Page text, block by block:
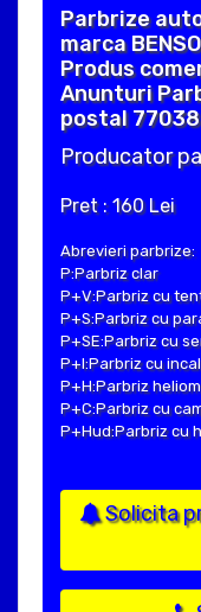
Parbrize auto
marca
Produs
Anunturi
postal
Producator
Pret : 160 Lei
Abrevieri parbrize:
P:Parbriz clar
P+V:Parbriz cu
P+S:Parbriz cu
P+SE:Parbriz cu
P+I:Parbriz cu
P+H:Parbriz
P+C:Parbriz cu
P+Hud:Parbriz cu
Solicita